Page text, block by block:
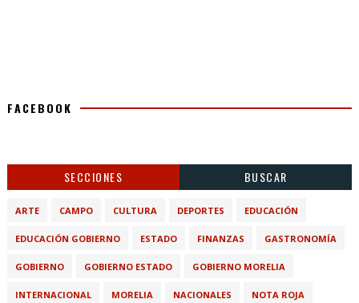
FACEBOOK
SECCIONES BUSCAR
ARTE CAMPO CULTURA DEPORTES EDUCACIÓN
EDUCACIÓN GOBIERNO ESTADO FINANZAS GASTRONOMÍA
GOBIERNO GOBIERNO ESTADO GOBIERNO MORELIA
INTERNACIONAL MORELIA NACIONALES NOTA ROJA